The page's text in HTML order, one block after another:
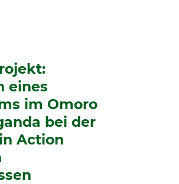
eines
im Omoro
bei der
Action